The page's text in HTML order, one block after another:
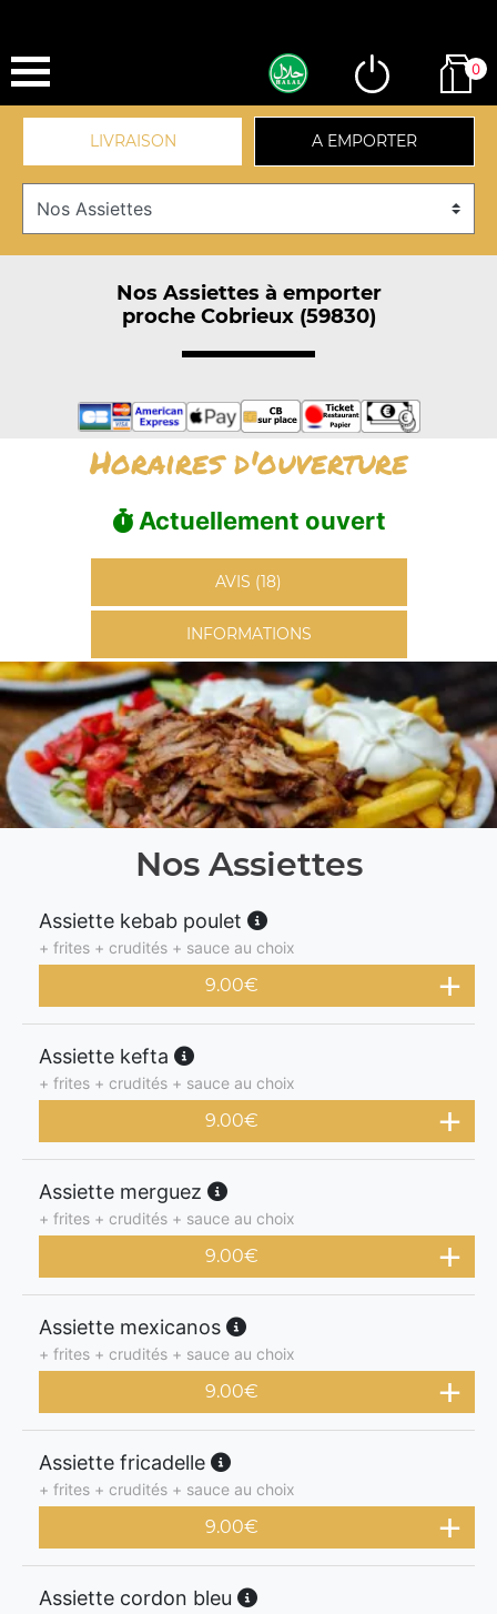
0
LIVRAISON A EMPORTER
Nos Assiettes à emporter
proche Cobrieux (59830)
Horaires d'ouverture
Actuellement ouvert
AVIS (18)
INFORMATIONS
Nos Assiettes
Assiette kebab poulet
+ frites + crudités + sauce au choix
9.00€
Assiette kefta
+ frites + crudités + sauce au choix
9.00€
Assiette merguez
+ frites + crudités + sauce au choix
9.00€
Assiette mexicanos
+ frites + crudités + sauce au choix
9.00€
Assiette fricadelle
+ frites + crudités + sauce au choix
9.00€
Assiette cordon bleu